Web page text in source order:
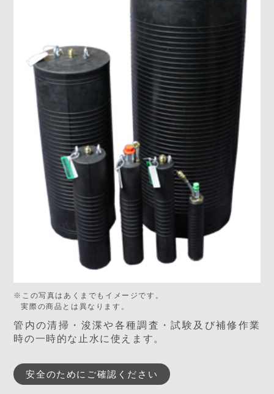
※この写真はあくまでもイメージです。
実際の商品とは異なります。
管内の清掃・浚渫や各種調査・試験及び補修作業
時の一時的な止水に使えます。
安全のためにご確認ください